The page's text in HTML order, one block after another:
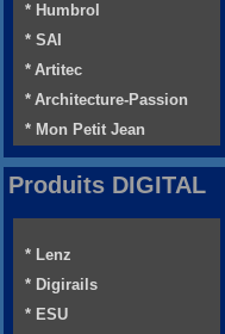
* Humbrol
* SAI
* Artitec
* Architecture-Passion
* Mon Petit Jean
Produits DIGITAL
* Lenz
* Digirails
* ESU